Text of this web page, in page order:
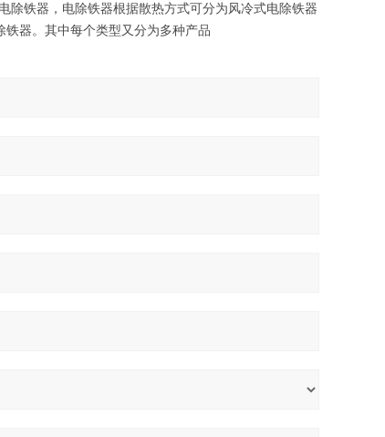
除铁器，电除铁器根据散热方式可分为风冷式电除铁器
器。其中每个类型又分为多种产品